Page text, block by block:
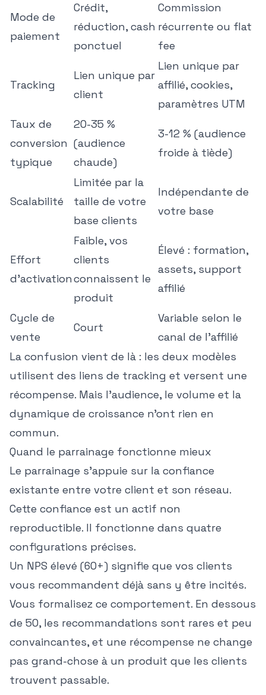
Mode de
paiement
Crédit,
réduction, cash
ponctuel
Commission
récurrente ou flat
fee
Tracking
Lien unique par
client
Lien unique par
affilié, cookies,
paramètres UTM
Taux de
conversion
typique
20-35 %
(audience
chaude)
3-12 % (audience
froide à tiède)
Scalabilité
Limitée par la
taille de votre
base clients
Indépendante de
votre base
Effort
d'activation
Faible, vos
clients
connaissent le
produit
Élevé : formation,
assets, support
affilié
Cycle de
vente
Court
Variable selon le
canal de l'affilié
La confusion vient de là : les deux modèles
utilisent des liens de tracking et versent une
récompense. Mais l'audience, le volume et la
dynamique de croissance n'ont rien en
commun.
Quand le parrainage fonctionne mieux
Le parrainage s'appuie sur la confiance
existante entre votre client et son réseau.
Cette confiance est un actif non
reproductible. Il fonctionne dans quatre
configurations précises.
Un NPS élevé (60+) signifie que vos clients
vous recommandent déjà sans y être incités.
Vous formalisez ce comportement. En dessous
de 50, les recommandations sont rares et peu
convaincantes, et une récompense ne change
pas grand-chose à un produit que les clients
trouvent passable.